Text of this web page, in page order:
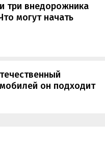
три внедорожника
могут начать
он подходит